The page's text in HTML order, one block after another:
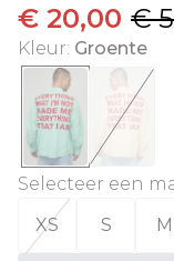
€ 20,00 €
Kleur: Groente
Selecteer een
XS
S M